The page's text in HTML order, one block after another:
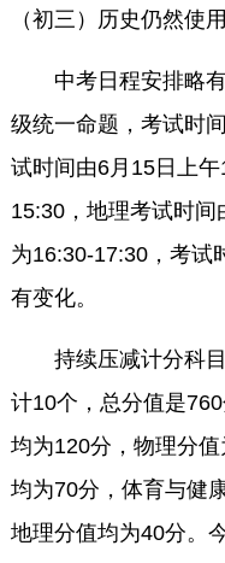
（初三）历史仍然使
中考日程安排略有
级统一命题，考试时
试时间由6月15日上
15:30，地理考试时
为16:30-17:30，考试
有变化。
持续压减计分科目
计10个，总分值是
均为120分，物理分
均为70分，体育与健
地理分值均为40分。